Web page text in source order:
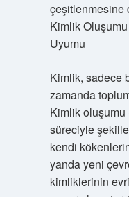
çeşitlenmesine
Kimlik
Uyumu
Kimlik, sadece
zamanda
Kimlik oluşumu
süreciyle
kendi
yanda yeni
kimliklerinin